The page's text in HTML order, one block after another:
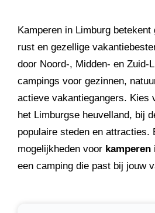
Kamperen in Limburg betekent
rust en gezellige
door Noord-, Midden- en Zuid-
campings voor gezinnen,
actieve vakantiegangers. Kies
het Limburgse heuvelland, bij
populaire steden en attracties.
mogelijkheden voor
een camping die past bij jouw